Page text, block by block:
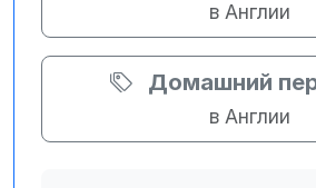
в Англии
Домашний
в Англии